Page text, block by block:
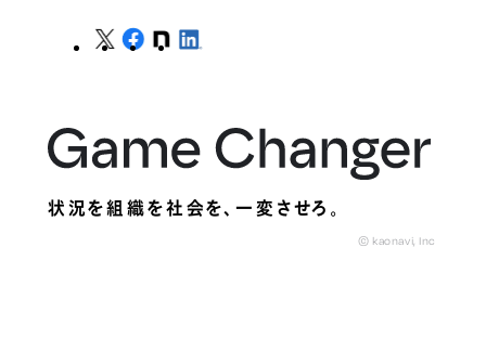
状況を組織を社会を、一変させろ。
© kaonavi, Inc